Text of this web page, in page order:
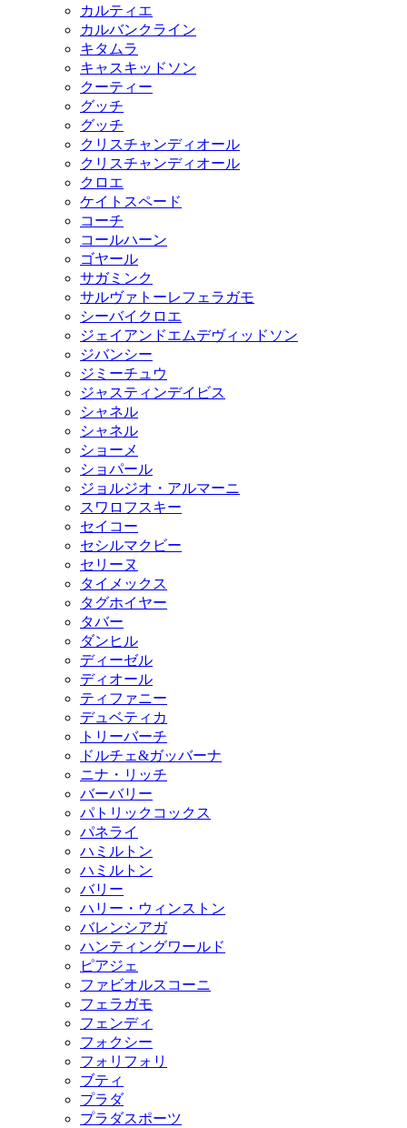
カルティエ
カルバンクライン
キタムラ
キャスキッドソン
クーティー
グッチ
グッチ
クリスチャンディオール
クリスチャンディオール
クロエ
ケイトスペード
コーチ
コールハーン
ゴヤール
サガミンク
サルヴァトーレフェラガモ
シーバイクロエ
ジェイアンドエムデヴィッドソン
ジバンシー
ジミーチュウ
ジャスティンデイビス
シャネル
シャネル
ショーメ
ショパール
ジョルジオ・アルマーニ
スワロフスキー
セイコー
セシルマクビー
セリーヌ
タイメックス
タグホイヤー
タバー
ダンヒル
ディーゼル
ディオール
ティファニー
デュベティカ
トリーバーチ
ドルチェ&ガッバーナ
ニナ・リッチ
バーバリー
パトリックコックス
パネライ
ハミルトン
ハミルトン
バリー
ハリー・ウィンストン
バレンシアガ
ハンティングワールド
ピアジェ
ファビオルスコーニ
フェラガモ
フェンディ
フォクシー
フォリフォリ
ブティ
プラダ
プラダスポーツ